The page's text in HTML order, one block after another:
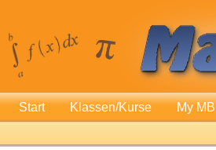
Start Klassen/Kurse My MB